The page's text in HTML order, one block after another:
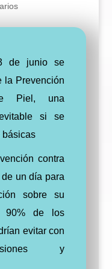
de junio se
la Prevención
Piel, una
si se
básicas
contra
un día para
sobre su
90% de los
evitar con
y